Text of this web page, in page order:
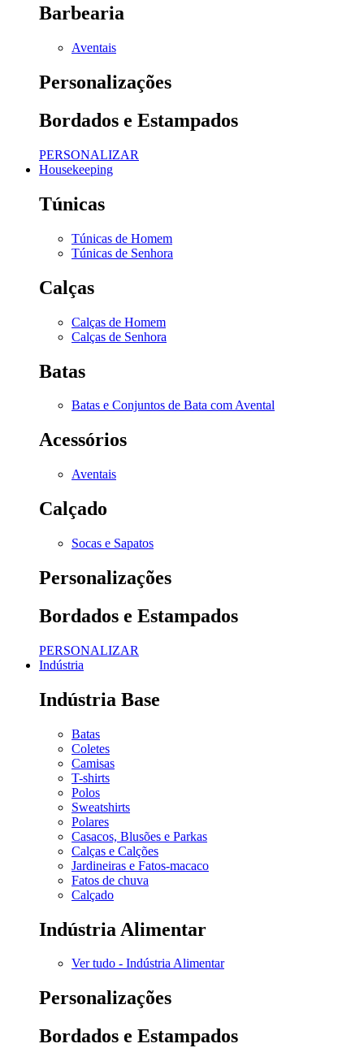
Barbearia
Aventais
Personalizações
Bordados e Estampados
PERSONALIZAR
Housekeeping
Túnicas
Túnicas de Homem
Túnicas de Senhora
Calças
Calças de Homem
Calças de Senhora
Batas
Batas e Conjuntos de Bata com Avental
Acessórios
Aventais
Calçado
Socas e Sapatos
Personalizações
Bordados e Estampados
PERSONALIZAR
Indústria
Indústria Base
Batas
Coletes
Camisas
T-shirts
Polos
Sweatshirts
Polares
Casacos, Blusões e Parkas
Calças e Calções
Jardineiras e Fatos-macaco
Fatos de chuva
Calçado
Indústria Alimentar
Ver tudo - Indústria Alimentar
Personalizações
Bordados e Estampados